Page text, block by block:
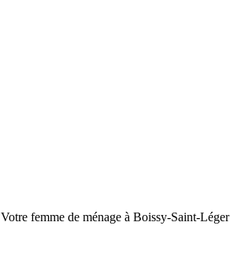
Votre femme de ménage à Boissy-Saint-Léger